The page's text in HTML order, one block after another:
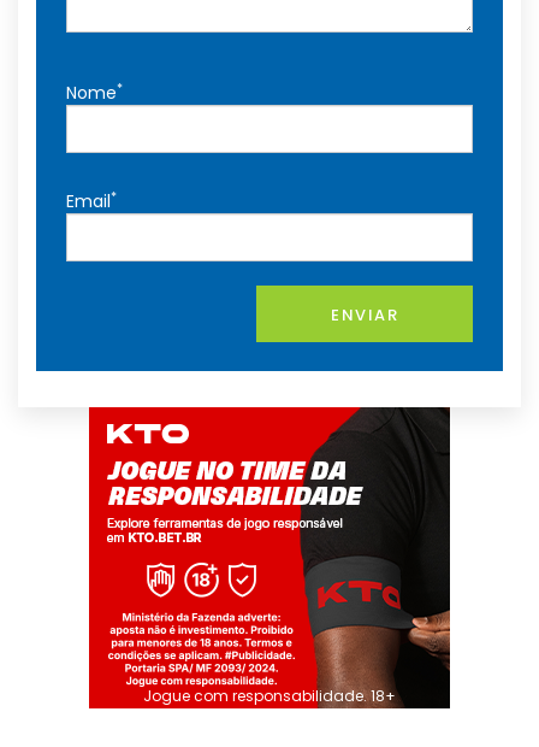
Nome*
Email*
ENVIAR
Jogue com responsabilidade. 18+